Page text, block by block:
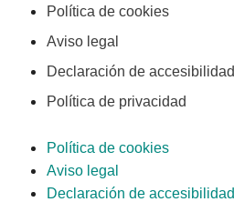
Política de cookies
Aviso legal
Declaración de accesibilidad
Política de privacidad
Política de cookies
Aviso legal
Declaración de accesibilidad